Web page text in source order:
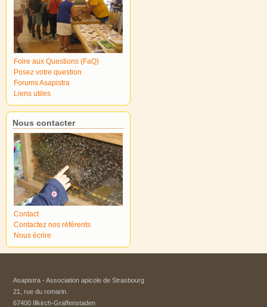
Foire aux Questions (FaQ)
Posez votre question
Forums Asapistra
Liens utiles
Nous contacter
Contact
Contactez nos référents
Nous écrire
Asapistra - Association apicole de Strasbourg​
21, rue du romarin.
67400 Illkirch-Graffenstaden